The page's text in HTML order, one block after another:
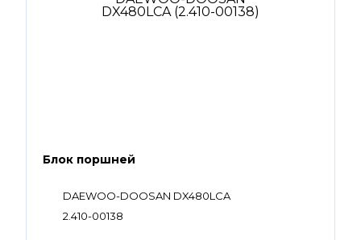
Блок поршней
DAEWOO-DOOSAN DX480LCA
2.410-00138